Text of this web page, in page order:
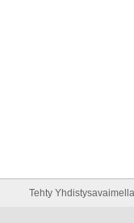
Tehty Yhdistysavaimella